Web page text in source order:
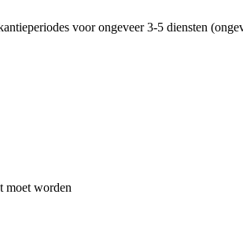
voor ongeveer 3-5 diensten
moet worden